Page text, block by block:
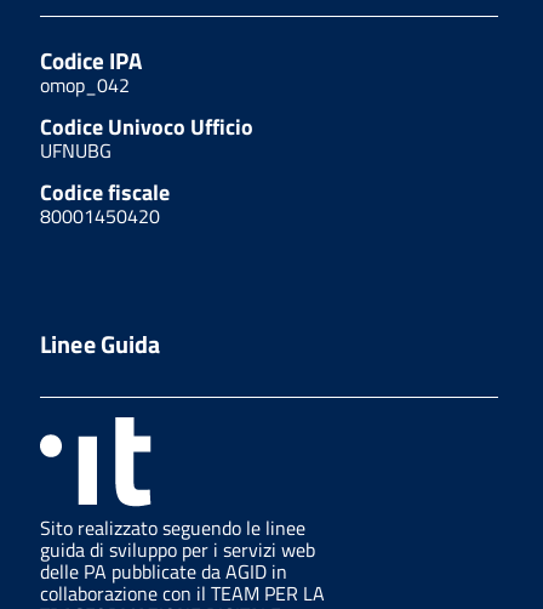
Codice IPA
omop_042
Codice Univoco Ufficio
UFNUBG
Codice fiscale
80001450420
Linee Guida
Sito realizzato seguendo le linee
guida di sviluppo per i servizi web
delle PA pubblicate da AGID in
collaborazione con il TEAM PER LA